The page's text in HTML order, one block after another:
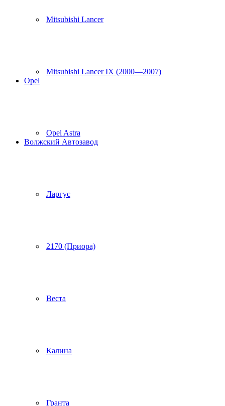
Mitsubishi Lancer
Mitsubishi Lancer IX (2000—2007)
Opel
Opel Astra
Волжский Автозавод
Ларгус
2170 (Приора)
Веста
Калина
Гранта